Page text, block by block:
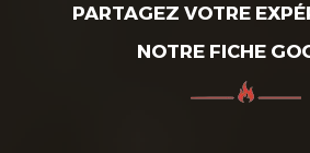
PARTAGEZ VOTRE
NOTRE FICHE